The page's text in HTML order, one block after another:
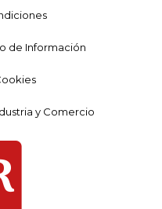
de Información
y Comercio